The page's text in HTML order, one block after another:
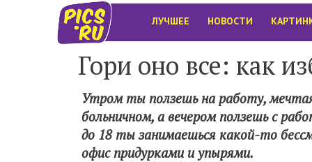
ЛУЧШЕЕ НОВОСТИ
Гори оно все: как
Утром ты ползешь на работу,
больничном, а вечером ползешь с
до 18 ты занимаешься какой-то
офис придурками и упырями.